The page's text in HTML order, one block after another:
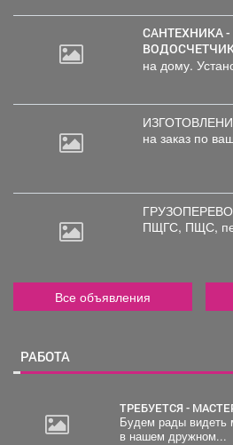
САНТЕХНИКА - ПОВЕРКА
на дому.
на заказ по
ПЩГС, ПЩС,
Все объявления
РАБОТА
ТРЕБУЕТСЯ -
Будем рады видеть
в нашем дружном...